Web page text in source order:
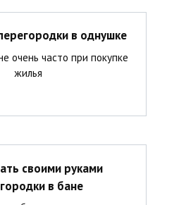
в однушке
очень часто при покупке
жилья
своими руками
в бане